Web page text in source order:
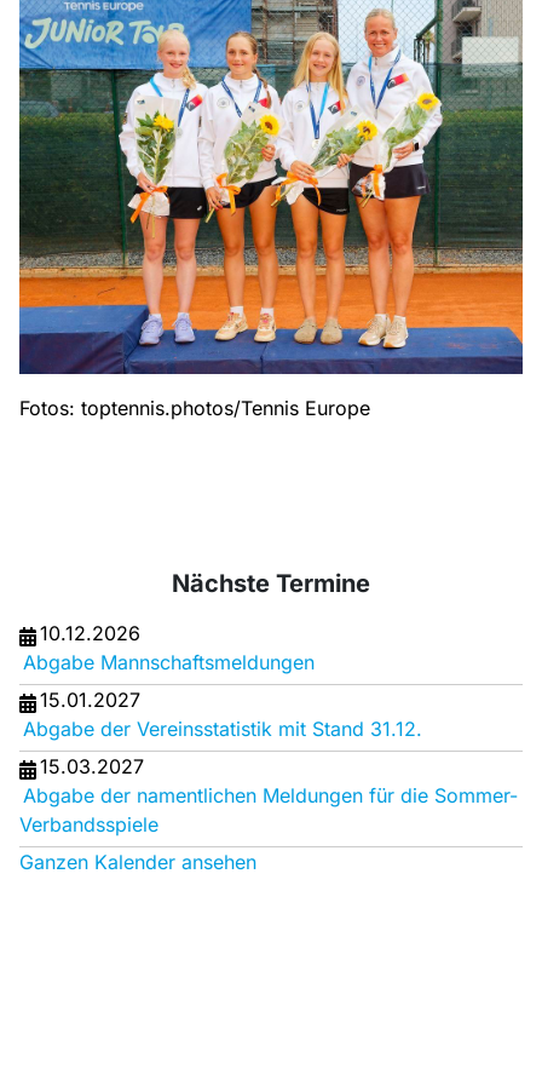
Fotos: toptennis.photos/Tennis Europe
Nächste Termine
10.12.2026
Abgabe Mannschaftsmeldungen
15.01.2027
Abgabe der Vereinsstatistik mit Stand 31.12.
15.03.2027
Abgabe der namentlichen Meldungen für die Sommer-
Verbandsspiele
Ganzen Kalender ansehen